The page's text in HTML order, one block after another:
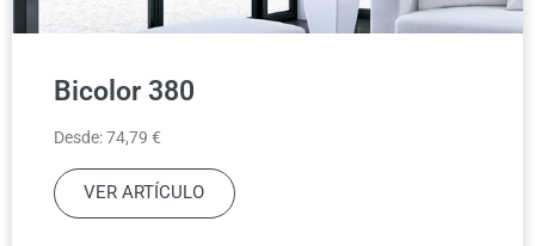
Bicolor 380
Desde: 74,79 €
VER ARTÍCULO